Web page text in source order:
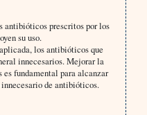
antibióticos prescritos por los
su uso.
los antibióticos que
innecesarios. Mejorar la
fundamental para alcanzar
de antibióticos.